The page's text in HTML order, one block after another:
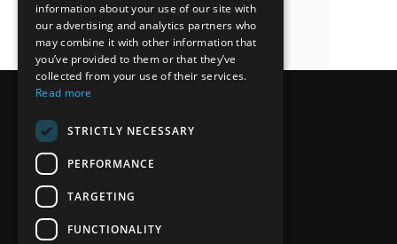
information about your use of our site with
our advertising and analytics partners who
may combine it with other information that
you’ve provided to them or that they’ve
collected from your use of their services.
Read more
STRICTLY NECESSARY
PERFORMANCE
TARGETING
FUNCTIONALITY